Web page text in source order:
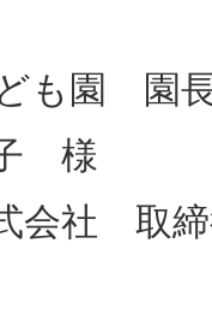
ども園
様
式会社